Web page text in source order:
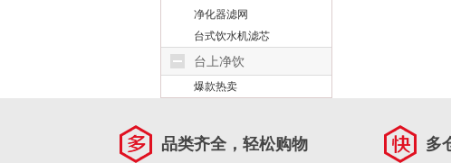
净化器滤网
台式饮水机滤芯
台上净饮
爆款热卖
品类齐全，轻松购物 多